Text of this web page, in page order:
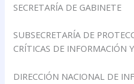
SECRETARÍA DE GABINETE
SUBSECRETARÍA DE
CRÍTICAS DE INFORMACIÓN
DIRECCIÓN NACIONAL DE